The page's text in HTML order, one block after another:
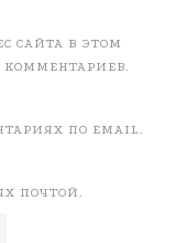
САЙТА В ЭТОМ
КОММЕНТАРИЕВ.
ПО EMAIL.
ПОЧТОЙ.